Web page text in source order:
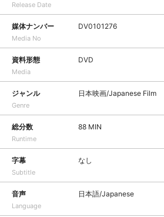
Release Date
媒体ナンバー
Media No
DV0101276
資料形態
Media
DVD
ジャンル
Genre
日本映画/Japanese Film
総分数
Runtime
88 MIN
字幕
Subtitle
なし
音声
Language
日本語/Japanese